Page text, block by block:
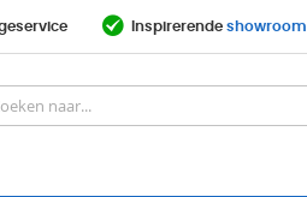
Inspirerende showroom